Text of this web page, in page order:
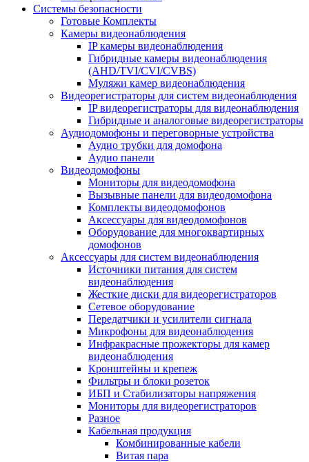
Системы безопасности
Готовые Комплекты
Камеры видеонаблюдения
IP камеры видеонаблюдения
Гибридные камеры видеонаблюдения
(AHD/TVI/CVI/CVBS)
Муляжи камер видеонаблюдения
Видеорегистраторы для систем видеонаблюдения
IP видеорегистраторы для видеонаблюдения
Гибридные и аналоговые видеорегистраторы
Аудиодомофоны и переговорные устройства
Аудио трубки для домофона
Аудио панели
Видеодомофоны
Мониторы для видеодомофона
Вызывные панели для видеодомофона
Комплекты видеодомофонов
Аксессуары для видеодомофонов
Оборудование для многоквартирных
домофонов
Аксессуары для систем видеонаблюдения
Источники питания для систем
видеонаблюдения
Жесткие диски для видеорегистраторов
Сетевое оборудование
Передатчики и усилители сигнала
Микрофоны для видеонаблюдения
Инфракрасные прожекторы для камер
видеонаблюдения
Кронштейны и крепеж
Фильтры и блоки розеток
ИБП и Стабилизаторы напряжения
Мониторы для видеорегистраторов
Разное
Кабельная продукция
Комбинированные кабели
Витая пара